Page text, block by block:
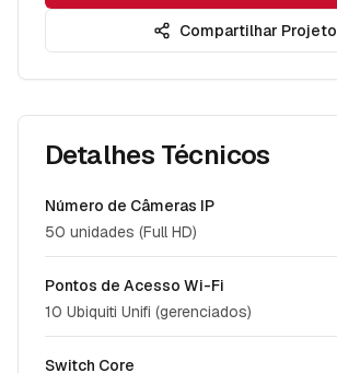
Compartilhar Projeto
Detalhes Técnicos
Número de Câmeras IP
50 unidades (Full HD)
Pontos de Acesso Wi-Fi
10 Ubiquiti Unifi (gerenciados)
Switch Core